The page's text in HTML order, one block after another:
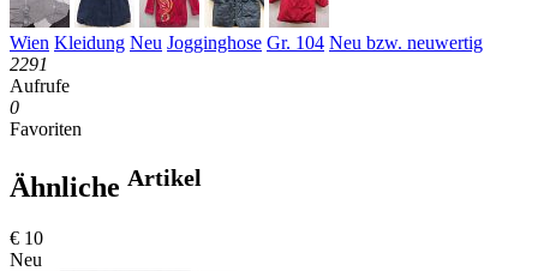
Wien Kleidung Neu Jogginghose Gr. 104 Neu bzw. neuwertig
2291
Aufrufe
0
Favoriten
Ähnliche Artikel
€ 10
Neu